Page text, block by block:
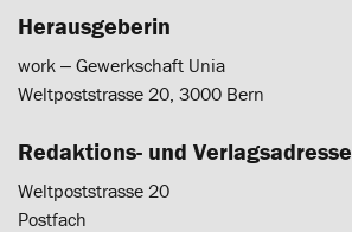
Herausgeberin
work ‒ Gewerkschaft Unia
Weltpoststrasse 20, 3000 Bern
Redaktions- und Verlagsadresse
Weltpoststrasse 20
Postfach